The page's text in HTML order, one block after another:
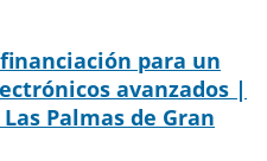
financiación para un
avanzados |
Palmas de Gran